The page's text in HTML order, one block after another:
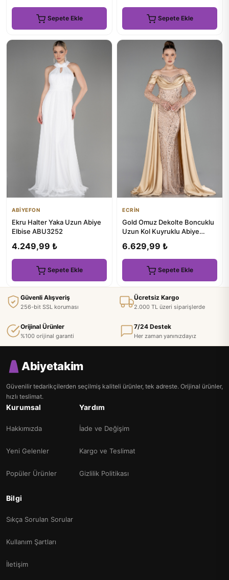
Sepete Ekle Sepete Ekle
ABİYEFON
Ekru Halter Yaka Uzun Abiye
Elbise ABU3252
4.249,99 ₺
Sepete Ekle
ECRİN
Gold Omuz Dekolte Boncuklu
Uzun Kol Kuyruklu Abiye
6.629,99 ₺
Sepete Ekle
Güvenli Alışveriş
256-bit SSL koruması
Ücretsiz Kargo
2.000 TL üzeri siparişlerde
Orijinal Ürünler
%100 orijinal garanti
7/24 Destek
Her zaman yanınızdayız
Abiyetakim
Güvenilir tedarikçilerden seçilmiş kaliteli ürünler, tek adreste. Orijinal ürünler,
hızlı teslimat.
Kurumsal
Hakkımızda
Yeni Gelenler
Popüler Ürünler
Yardım
İade ve Değişim
Kargo ve Teslimat
Gizlilik Politikası
Bilgi
Sıkça Sorulan Sorular
Kullanım Şartları
İletişim